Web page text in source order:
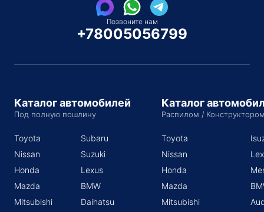
Позвоните нам
+78005056799
Каталог автомобилей
Под полную пошлину
Toyota
Nissan
Honda
Mazda
Mitsubishi
Subaru
Suzuki
Lexus
BMW
Daihatsu
Каталог
Распилом /
Toyota
Nissan
Honda
Mazda
Mitsubishi